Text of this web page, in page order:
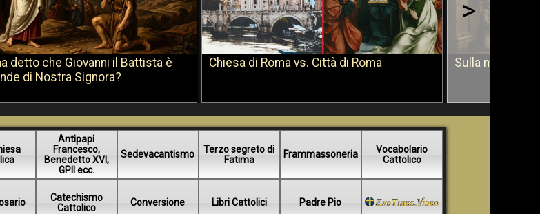
detto che Giovanni il Battista è
di Nostra Signora?
Chiesa di Roma vs. Città di Roma Sulla morte di
>
Antipapi
Francesco,
Benedetto XVI,
GPII ecc.
Sedevacantismo
Terzo segreto di
Fatima
Frammassoneria
Vocabolario
Cattolico
Catechismo
Cattolico
Conversione Libri Cattolici Padre Pio